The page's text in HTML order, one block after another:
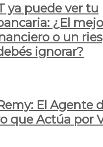
ya puede ver tu
¿El
o un
ignorar?
El Agente
que Actúa por